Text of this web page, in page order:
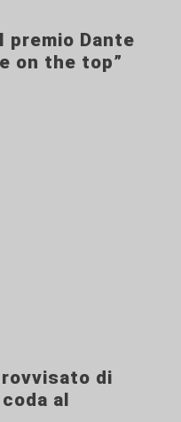
premio Dante
on the top”
di
al